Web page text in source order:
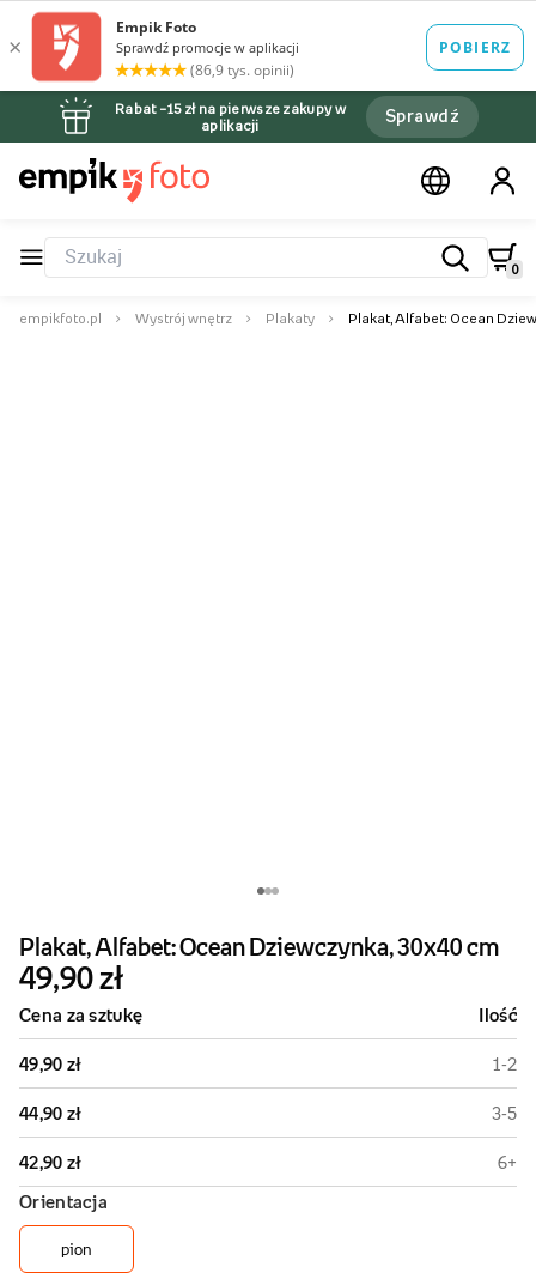
Rabat –15 zł na pierwsze zakupy w
aplikacji
Sprawdź
0
empikfoto.pl Wystrój wnętrz Plakaty Plakat, Alfabet: Ocean